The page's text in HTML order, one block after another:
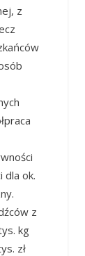
z
dla ok.
z
kg
zł